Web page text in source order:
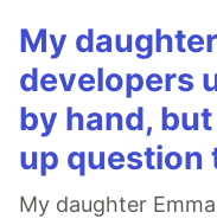
My
developers
by hand,
up question
My daughter